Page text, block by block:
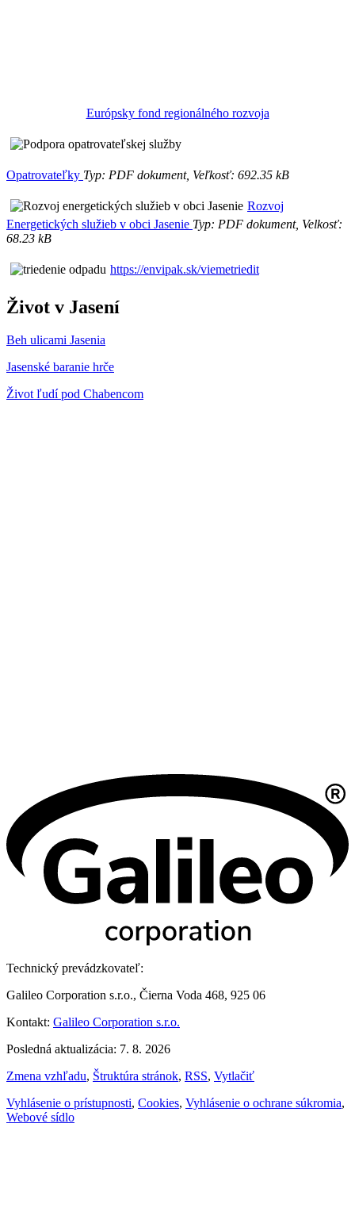
Európsky fond regionálného rozvoja
Opatrovateľky Typ: PDF dokument, Veľkosť: 692.35 kB
Rozvoj
Energetických služieb v obci Jasenie Typ: PDF dokument, Velkosť:
68.23 kB
https://envipak.sk/viemetriedit
Život v Jasení
Beh ulicami Jasenia
Jasenské baranie hrče
Život ľudí pod Chabencom
Technický prevádzkovateľ:
Galileo Corporation s.r.o., Čierna Voda 468, 925 06
Kontakt: Galileo Corporation s.r.o.
Posledná aktualizácia: 7. 8. 2026
Zmena vzhľadu, Štruktúra stránok, RSS, Vytlačiť
Vyhlásenie o prístupnosti, Cookies, Vyhlásenie o ochrane súkromia,
Webové sídlo